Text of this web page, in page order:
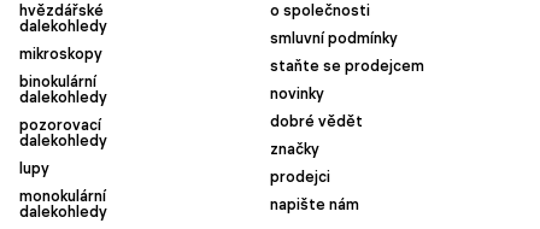
hvězdářské
dalekohledy
mikroskopy
binokulární
dalekohledy
pozorovací
dalekohledy
lupy
monokulární
dalekohledy
o společnosti
smluvní podmínky
staňte se prodejcem
novinky
dobré vědět
značky
prodejci
napište nám